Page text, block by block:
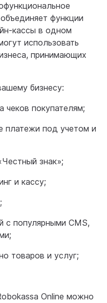
функции
кассы в одном
использовать
принимающих
бизнесу:
чеков покупателям;
платежи под учетом и
знак»;
и кассу;
с популярными CMS,
товаров и услуг;
Online можно